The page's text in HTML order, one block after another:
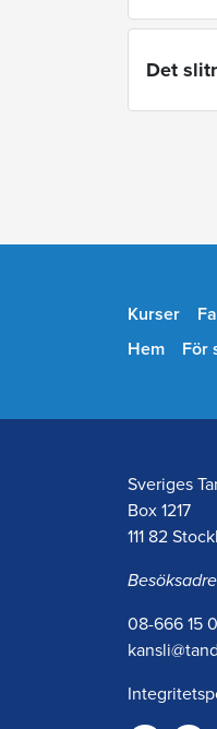
Det
Kurser
Hem
För
Sveriges
Box 1217
111 82
08-666 15